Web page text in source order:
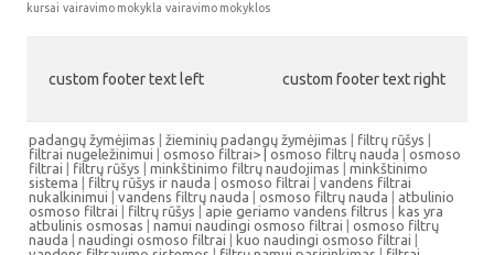
kursai vairavimo mokykla vairavimo mokyklos
custom footer text left custom footer text right
padangų žymėjimas žieminių padangų žymėjimas filtrų rūšys
filtrai nugeležinimui
osmoso filtrai> | osmoso filtrų nauda
osmoso
filtrai
filtrų rūšys minkštinimo filtrų naudojimas
minkštinimo
sistema
filtrų rūšys ir nauda osmoso filtrai
vandens filtrai
nukalkinimui
vandens filtrų nauda osmoso filtrų nauda
atbulinio
osmoso filtrai
filtrų rūšys apie geriamo vandens filtrus
kas yra
atbulinis osmosas
namui naudingi osmoso filtrai
osmoso filtrų
nauda
naudingi osmoso filtrai kuo naudingi osmoso filtrai